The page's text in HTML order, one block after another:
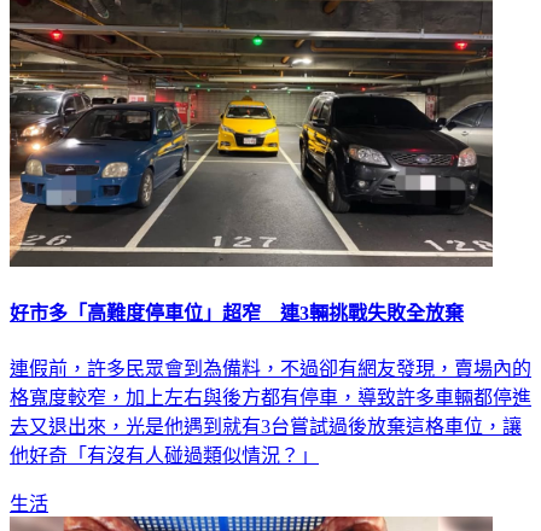
好市多「高難度停車位」超窄 連3輛挑戰失敗全放棄
連假前，許多民眾會到為備料，不過卻有網友發現，賣場內的
格寬度較窄，加上左右與後方都有停車，導致許多車輛都停進
去又退出來，光是他遇到就有3台嘗試過後放棄這格車位，讓
他好奇「有沒有人碰過類似情況？」
生活